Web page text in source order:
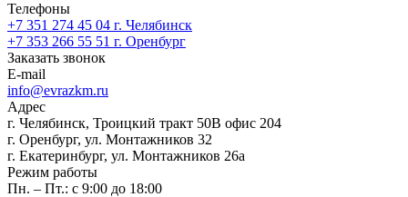
Телефоны
+7 351 274 45 04 г. Челябинск
+7 353 266 55 51 г. Оренбург
Заказать звонок
E-mail
info@evrazkm.ru
Адрес
г. Челябинск, Троицкий тракт 50В офис 204
г. Оренбург, ул. Монтажников 32
г. Екатеринбург, ул. Монтажников 26а
Режим работы
Пн. – Пт.: с 9:00 до 18:00